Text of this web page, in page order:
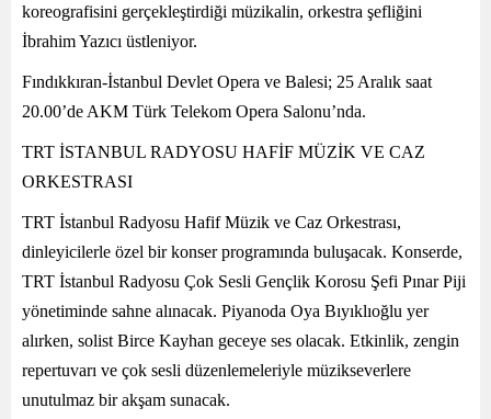
koreografisini gerçekleştirdiği müzikalin, orkestra şefliğini
İbrahim Yazıcı üstleniyor.
Fındıkkıran-İstanbul Devlet Opera ve Balesi; 25 Aralık saat
20.00’de AKM Türk Telekom Opera Salonu’nda.
TRT İSTANBUL RADYOSU HAFİF MÜZİK VE CAZ
ORKESTRASI
TRT İstanbul Radyosu Hafif Müzik ve Caz Orkestrası,
dinleyicilerle özel bir konser programında buluşacak. Konserde,
TRT İstanbul Radyosu Çok Sesli Gençlik Korosu Şefi Pınar Piji
yönetiminde sahne alınacak. Piyanoda Oya Bıyıklıoğlu yer
alırken, solist Birce Kayhan geceye ses olacak. Etkinlik, zengin
repertuvarı ve çok sesli düzenlemeleriyle müzikseverlere
unutulmaz bir akşam sunacak.